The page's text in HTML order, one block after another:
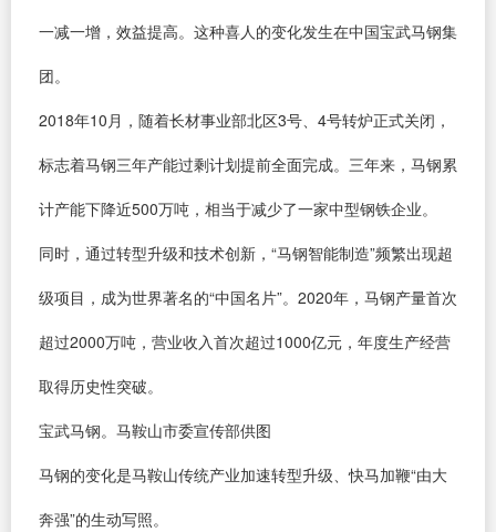
一减一增，效益提高。这种喜人的变化发生在中国宝武马钢集
团。
2018年10月，随着长材事业部北区3号、4号转炉正式关闭，
标志着马钢三年产能过剩计划提前全面完成。三年来，马钢累
计产能下降近500万吨，相当于减少了一家中型钢铁企业。
同时，通过转型升级和技术创新，“马钢智能制造”频繁出现超
级项目，成为世界著名的“中国名片”。2020年，马钢产量首次
超过2000万吨，营业收入首次超过1000亿元，年度生产经营
取得历史性突破。
宝武马钢。马鞍山市委宣传部供图
马钢的变化是马鞍山传统产业加速转型升级、快马加鞭“由大
奔强”的生动写照。